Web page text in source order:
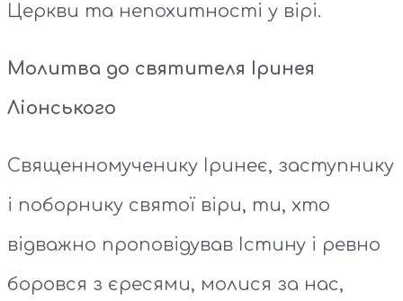
Церкви та непохитності у вірі.
Молитва до святителя Іринея
Ліонського
Священномученику Іринеє, заступнику
і поборнику святої віри, ти, хто
відважно проповідував Істину і ревно
боровся з єресями, молися за нас,